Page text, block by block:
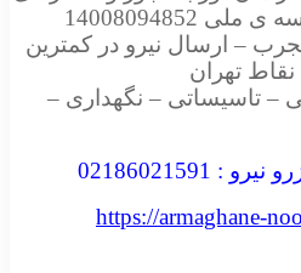
– ارسال نیرو در کمترین
تهران
– تاسیساتی – نگهداری –
https://armaghane-